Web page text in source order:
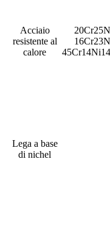
Acciaio
resistente al
calore
Lega a base
di nichel